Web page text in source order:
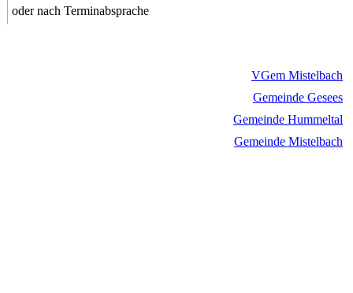
oder nach Terminabsprache
VGem Mistelbach
Gemeinde Gesees
Gemeinde Hummeltal
Gemeinde Mistelbach